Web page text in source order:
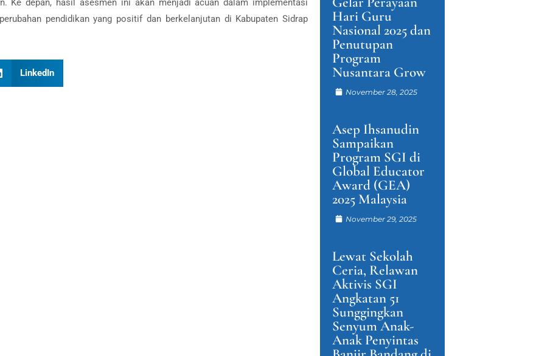
Ke depan, hasil asesmen ini akan menjadi acuan dalam implementasi
pendidikan yang positif dan berkelanjutan di Kabupaten Sidrap
LinkedIn
Hari Guru
Nasional 2025 dan
Penutupan
Program
Nusantara Grow
November 28, 2025
Asep Ihsanudin
Sampaikan
Program SGI di
Global Educator
Award (GEA)
2025 Malaysia
November 29, 2025
Lewat Sekolah
Ceria, Relawan
Aktivis SGI
Angkatan 51
Sunggingkan
Senyum Anak-
Anak Penyintas